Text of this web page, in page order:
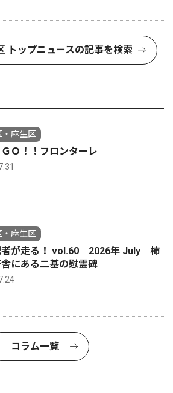
トップニュースの記事を検索
・麻生区
Ｏ！！フロンターレ
・麻生区
者が走る！ vol.60 2026年 July 柿
にある二基の慰霊碑
コラム一覧